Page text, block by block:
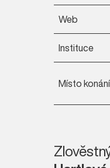
Web
Instituce
Místo konání